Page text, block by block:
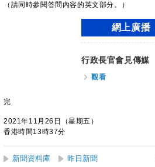
（請同時參閱答問內容的英文部分。）
網上廣播
行政長官會見傳媒
觀看
完
2021年11月26日（星期五）
香港時間13時37分
新聞資料庫 昨日新聞